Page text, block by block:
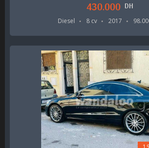
430.000 DH
Diesel 8 cv 2017